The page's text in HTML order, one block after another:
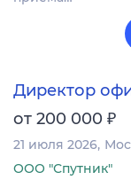
Директор
от 200 000 ₽
21 июля 2026
ООО "Спутник"